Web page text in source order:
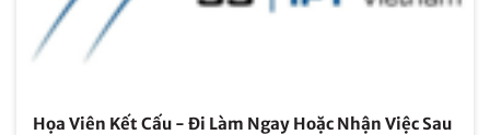
Họa Viên Kết Cấu - Đi Làm Ngay Hoặc Nhận Việc Sau